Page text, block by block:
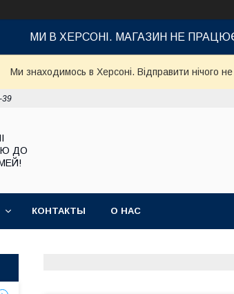
МИ В ХЕРСОНІ. МАГАЗИН НЕ
Ми знаходимось в Херсоні. Відправити нічого
39
ДО
КОНТАКТЫ О НАС